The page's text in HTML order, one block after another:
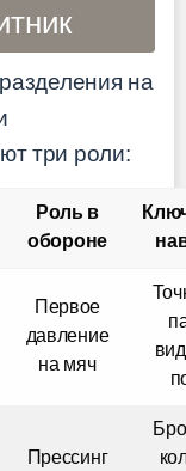
на
три роли:
Роль в
обороне
Первое
давление
на мяч
Прессинг